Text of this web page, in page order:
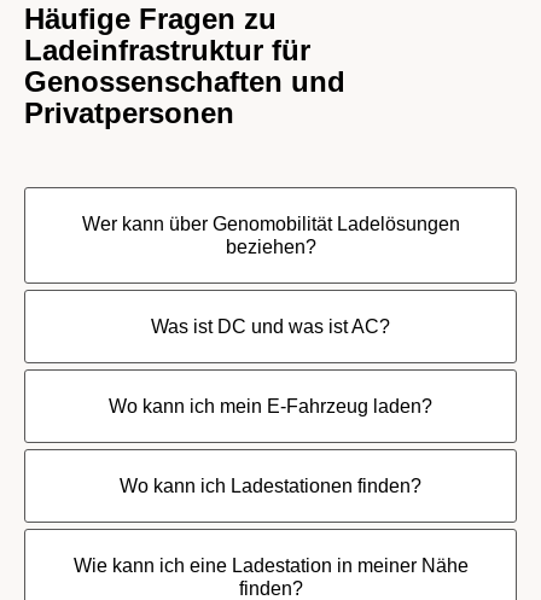
Häufige Fragen zu
Ladeinfrastruktur für
Genossenschaften und
Privatpersonen
Wer kann über Genomobilität Ladelösungen
beziehen?
Was ist DC und was ist AC?
Wo kann ich mein E-Fahrzeug laden?
Wo kann ich Ladestationen finden?
Wie kann ich eine Ladestation in meiner Nähe
finden?